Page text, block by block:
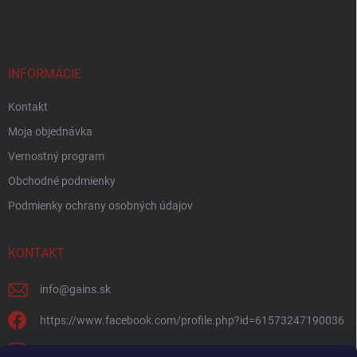
INFORMÁCIE
Kontakt
Moja objednávka
Vernostný program
Obchodné podmienky
Podmienky ochrany osobných údajov
KONTAKT
info@gains.sk
https://www.facebook.com/profile.php?id=61573247190036